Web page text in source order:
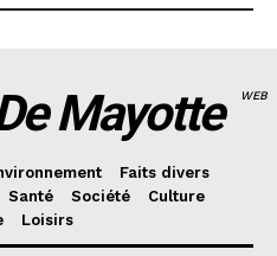
Mayotte WEB
Faits divers
Santé Société
Culture
Loisirs